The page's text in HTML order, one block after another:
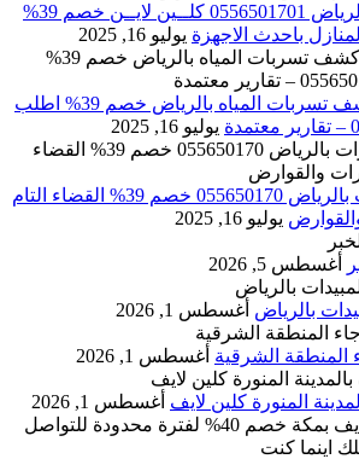
شركة تنظيف بالرياض 0556501701 كلــين لايــن خصم 39%
باحدث الاجهزة يوليو 16, 2025
افضل شركة كشف تسربات المياه بالرياض خصم 39% اطلب
يوليو 16, 2025
مكافحة حشرات بالرياض 055650170 خصم 39% القضاء التام
يوليو 16, 2025
أغسطس 5, 2026
بالرياض أغسطس 1, 2026
المنطقة الشرقية أغسطس 1, 2026
المنورة كلين لايف أغسطس 1, 2026